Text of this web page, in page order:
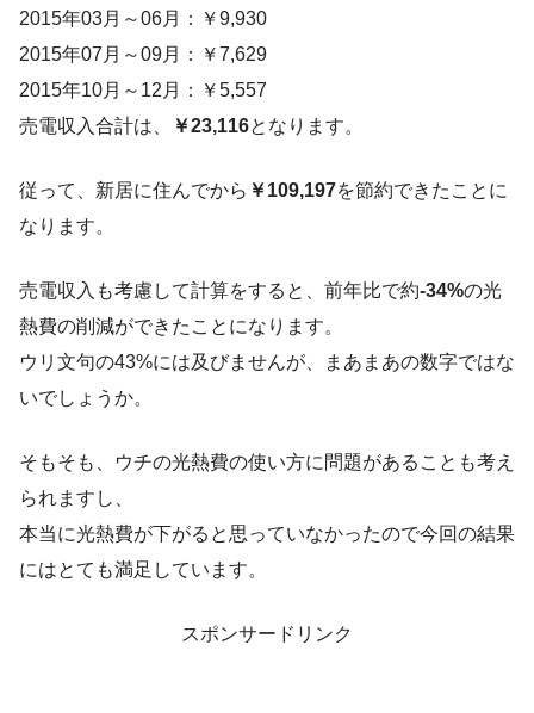
2015年03月～06月：￥9,930
2015年07月～09月：￥7,629
2015年10月～12月：￥5,557
売電収入合計は、
￥23,116となります。
従って、新居に住んでから ￥109,197を節約できたことに
なります。
売電収入も考慮して計算をすると、前年比で約-34%の光
熱費の削減ができたことになります。
ウリ文句の43%には及びませんが、まあまあの数字ではな
いでしょうか。
そもそも、ウチの光熱費の使い方に問題があることも考え
られますし、
本当に光熱費が下がると思っていなかったので今回の結果
にはとても満足しています。
スポンサードリンク